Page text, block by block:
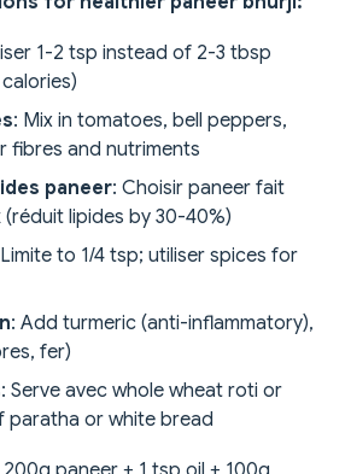
1-2 tsp instead of 2-3 tbsp
: Mix in tomatoes, bell peppers,
fibres and nutriments
paneer: Choisir paneer fait
lipides by 30-40%)
to 1/4 tsp; utiliser spices for
: Add turmeric (anti-inflammatory),
fer)
: Serve avec whole wheat roti or
paratha or white bread